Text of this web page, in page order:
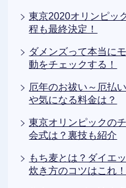
東京2020オリンピッ
程も最終決定！
ダメンズって本当に
動をチェックする！
厄年のお祓い～厄払
や気になる料金は？
東京オリンピックの
会式は？裏技も紹介
もち麦とは？ダイエ
炊き方のコツはこれ！